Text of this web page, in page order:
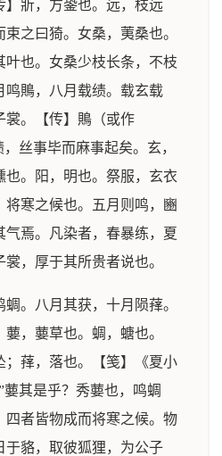
】斨，方銎也。远，枝远
之曰猗。女桑，荑桑也。
叶也。女桑少枝长条，不枝
鸣鵙，八月载绩。载玄载
裳。【传】鵙（或作
丝事毕而麻事起矣。玄，
也。阳，明也。祭服，玄衣
寒之候也。五月则鸣，豳
焉。凡染者，春暴练，夏
，厚于其所贵者说也。
。八月其获，十月陨萚。
葽，葽草也。蜩，螗也。
；萚，落也。【笺】《夏小
其是乎？秀葽也，鸣蜩
四者皆物成而将寒之候。物
于貉，取彼狐狸，为公子